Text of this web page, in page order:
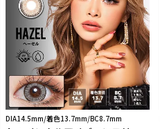
DIA14.5mm/着色13.7mm/BC8.7mm